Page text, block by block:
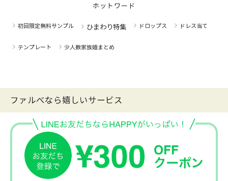
ホットワード
初回限定無料サンプル ひまわり特集 ドロップス ドレス当て
テンプレート 少人数家族婚まとめ
ファルべなら嬉しいサービス